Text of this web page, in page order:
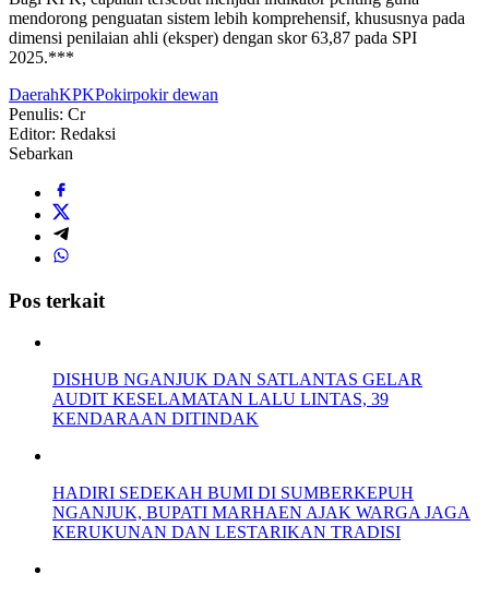
mendorong penguatan sistem lebih komprehensif, khususnya pada
dimensi penilaian ahli (eksper) dengan skor 63,87 pada SPI
2025.***
DaerahKPKPokirpokir dewan
Penulis: Cr
Editor: Redaksi
Sebarkan
Pos terkait
DISHUB NGANJUK DAN SATLANTAS GELAR
AUDIT KESELAMATAN LALU LINTAS, 39
KENDARAAN DITINDAK
HADIRI SEDEKAH BUMI DI SUMBERKEPUH
NGANJUK, BUPATI MARHAEN AJAK WARGA JAGA
KERUKUNAN DAN LESTARIKAN TRADISI